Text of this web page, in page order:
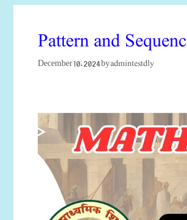
Pattern and
December 10, 2024 byadmintestdly